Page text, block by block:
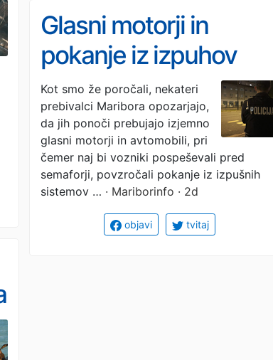
Glasni motorji in
pokanje iz izpuhov
kratijo spanec: Na
občini razkrivajo, kje v
Mariboru je največ
nočnih dirkačev
Kot smo že poročali, nekateri
prebivalci Maribora opozarjajo,
da jih ponoči prebujajo izjemno
glasni motorji in avtomobili, pri
čemer naj bi vozniki pospeševali pred
semaforji, povzročali pokanje iz izpušnih
sistemov … · Mariborinfo · 2d
objavi tvitaj